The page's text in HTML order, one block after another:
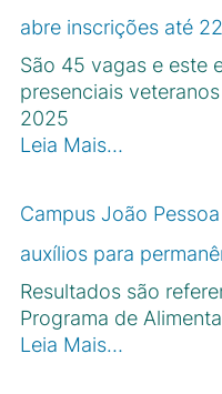
abre inscrições até
São 45 vagas e este
presenciais
2025
Leia Mais…
Campus João
auxílios para
Resultados são
Programa de
Leia Mais…